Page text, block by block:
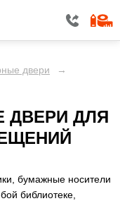
двери →
ДЛЯ
бумажные носители
библиотеке,